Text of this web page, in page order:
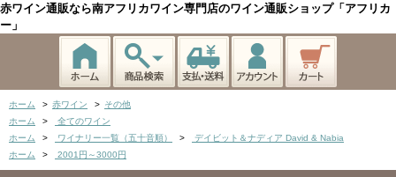
赤ワイン通販なら南アフリカワイン専門店のワイン通販ショップ「アフリカ
ー」
ホーム > 赤ワイン > その他
ホーム
>
全てのワイン
ホーム
> ワイナリー一覧（五十音順） >
デイビット＆ナディア David & Nabia
ホーム
> 2001円～3000円